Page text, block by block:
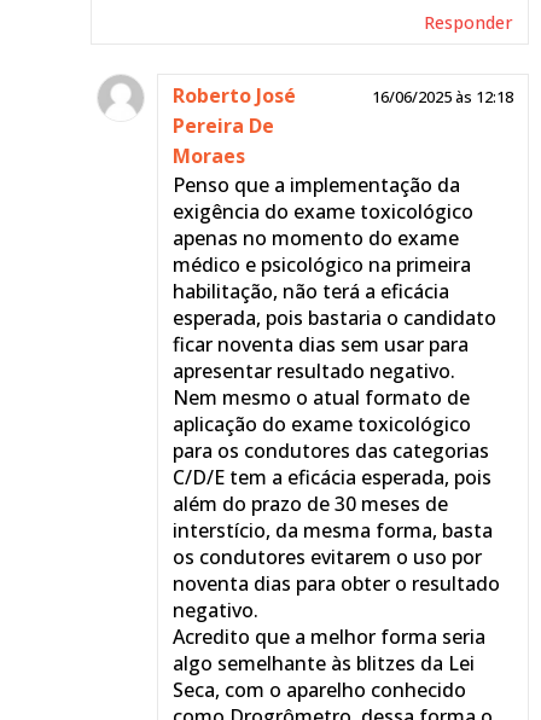
Responder
Roberto José
Pereira De
Moraes
16/06/2025 às 12:18
Penso que a implementação da
exigência do exame toxicológico
apenas no momento do exame
médico e psicológico na primeira
habilitação, não terá a eficácia
esperada, pois bastaria o candidato
ficar noventa dias sem usar para
apresentar resultado negativo.
Nem mesmo o atual formato de
aplicação do exame toxicológico
para os condutores das categorias
C/D/E tem a eficácia esperada, pois
além do prazo de 30 meses de
interstício, da mesma forma, basta
os condutores evitarem o uso por
noventa dias para obter o resultado
negativo.
Acredito que a melhor forma seria
algo semelhante às blitzes da Lei
Seca, com o aparelho conhecido